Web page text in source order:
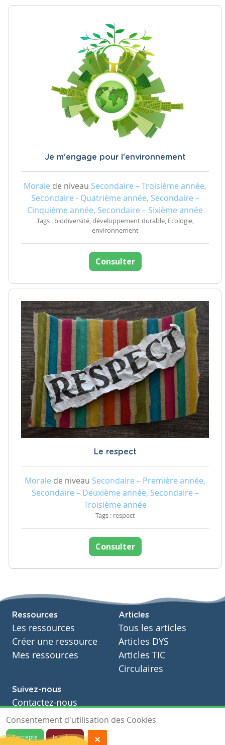
Je m'engage pour l'environnement
Morale de niveau Secondaire – Troisième année,
Secondaire - Quatrième année, Secondaire –
Cinquième année, Secondaire – Sixième année
Tags : biodiversité, développement durable, Ecologie,
environnement
Consulter
Le respect
Morale de niveau Secondaire – Première année,
Secondaire – Deuxième année, Secondaire –
Troisième année
Tags : respect
Consulter
Ressources
Les ressources
Créer une ressource
Mes ressources
Articles
Tous les articles
Articles DYS
Articles TIC
Circulaires
Suivez-nous
Contactez-nous
Soutien scolaire
Notre page Facebook
Consentement d'utilisation des Cookies
J'accepte Je refuse